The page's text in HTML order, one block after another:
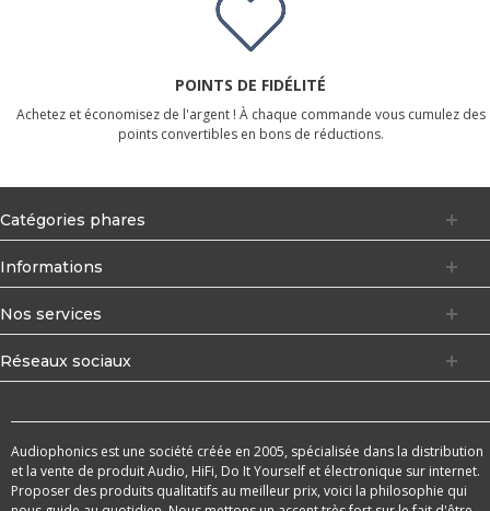
POINTS DE FIDÉLITÉ
Achetez et économisez de l'argent ! À chaque commande vous cumulez des
points convertibles en bons de réductions.
Catégories phares
Informations
Nos services
Réseaux sociaux
Audiophonics est une société créée en 2005, spécialisée dans la distribution
et la vente de produit Audio, HiFi, Do It Yourself et électronique sur internet.
Proposer des produits qualitatifs au meilleur prix, voici la philosophie qui